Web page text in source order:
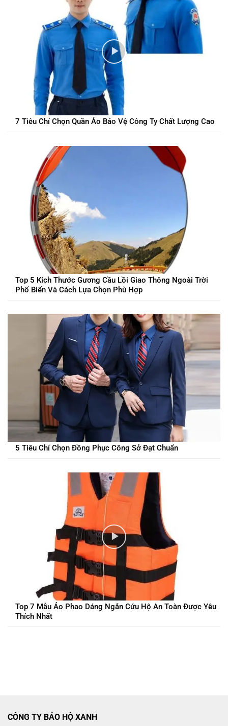
7 Tiêu Chí Chọn Quần Áo Bảo Vệ Công Ty Chất Lượng Cao
Top 5 Kích Thước Gương Cầu Lồi Giao Thông Ngoài Trời
Phổ Biến Và Cách Lựa Chọn Phù Hợp
5 Tiêu Chí Chọn Đồng Phục Công Sở Đạt Chuẩn
Top 7 Mẫu Áo Phao Dáng Ngắn Cứu Hộ An Toàn Được Yêu
Thích Nhất
CÔNG TY BẢO HỘ XANH